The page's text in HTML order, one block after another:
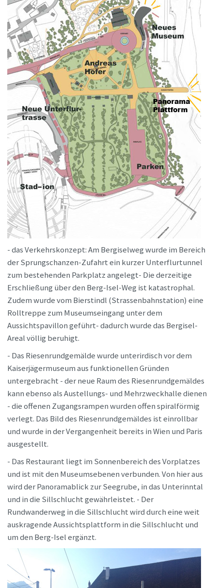
- das Verkehrskonzept: Am Bergiselweg wurde im Bereich
der Sprungschanzen-Zufahrt ein kurzer Unterflurtunnel
zum bestehenden Parkplatz angelegt- Die derzeitige
Erschließung über den Berg-Isel-Weg ist katastrophal.
Zudem wurde vom Bierstindl (Strassenbahnstation) eine
Rolltreppe zum Museumseingang unter dem
Aussichtspavillon geführt- dadurch wurde das Bergisel-
Areal völlig beruhigt.
- Das Riesenrundgemälde wurde unterirdisch vor dem
Kaiserjägermuseum aus funktionellen Gründen
untergebracht - der neue Raum des Riesenrundgemäldes
kann ebenso als Austellungs- und Mehrzweckhalle dienen
- die offenen Zugangsrampen wurden offen spiralförmig
verlegt. Das Bild des Riesenrundgemäldes ist einrollbar
und wurde in der Vergangenheit bereits in Wien und Paris
ausgestellt.
- Das Restaurant liegt im Sonnenbereich des Vorplatzes
und ist mit den Museumsebenen verbunden. Von hier aus
wird der Panoramablick zur Seegrube, in das Unterinntal
und in die Sillschlucht gewährleistet. - Der
Rundwanderweg in die Sillschlucht wird durch eine weit
auskragende Aussichtsplattform in die Sillschlucht und
um den Berg-Isel ergänzt.